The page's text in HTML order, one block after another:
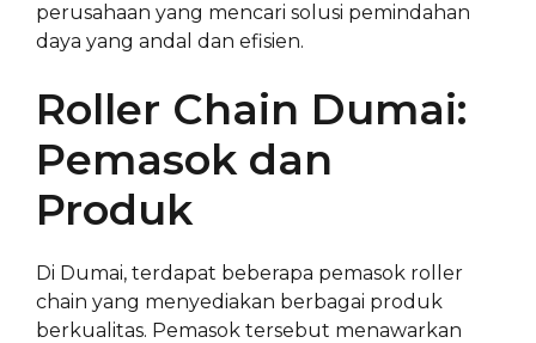
perusahaan yang mencari solusi pemindahan
daya yang andal dan efisien.
Roller Chain Dumai:
Pemasok dan
Produk
Di Dumai, terdapat beberapa pemasok roller
chain yang menyediakan berbagai produk
berkualitas. Pemasok tersebut menawarkan